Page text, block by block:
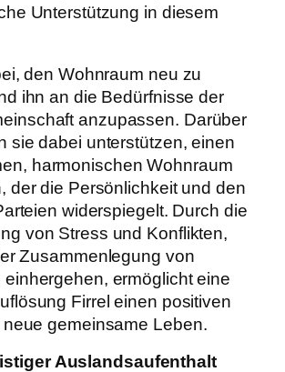
Unterstützung in diesem
den Wohnraum neu zu
ihn an die Bedürfnisse der
anzupassen. Darüber
sie dabei unterstützen, einen
harmonischen Wohnraum
der die Persönlichkeit und den
widerspiegelt. Durch die
von Stress und Konflikten,
Zusammenlegung von
einhergehen, ermöglicht eine
Firrel einen positiven
neue gemeinsame Leben.
Auslandsaufenthalt